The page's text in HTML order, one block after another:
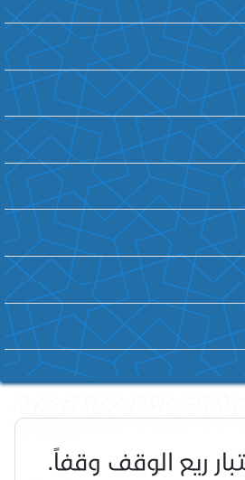
ريع الوقف وقفاً.